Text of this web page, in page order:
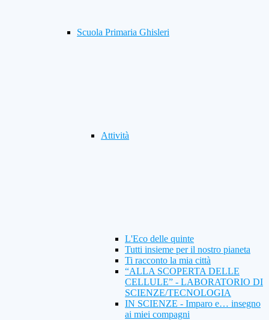
Scuola Primaria Ghisleri
Attività
L'Eco delle quinte
Tutti insieme per il nostro pianeta
Ti racconto la mia città
“ALLA SCOPERTA DELLE
CELLULE” - LABORATORIO DI
SCIENZE/TECNOLOGIA
IN SCIENZE - Imparo e… insegno
ai miei compagni